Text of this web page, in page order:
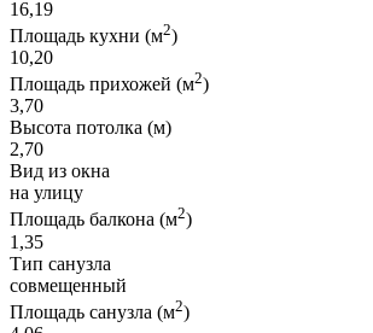
16,19
Площадь кухни (м2)
10,20
Площадь прихожей (м2)
3,70
Высота потолка (м)
2,70
Вид из окна
на улицу
Площадь балкона (м2)
1,35
Тип санузла
совмещенный
Площадь санузла (м2)